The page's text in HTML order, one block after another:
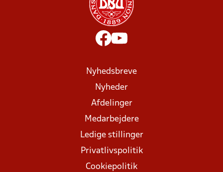
Nyhedsbreve
Nyheder
Afdelinger
Medarbejdere
Ledige stillinger
Privatlivspolitik
Cookiepolitik